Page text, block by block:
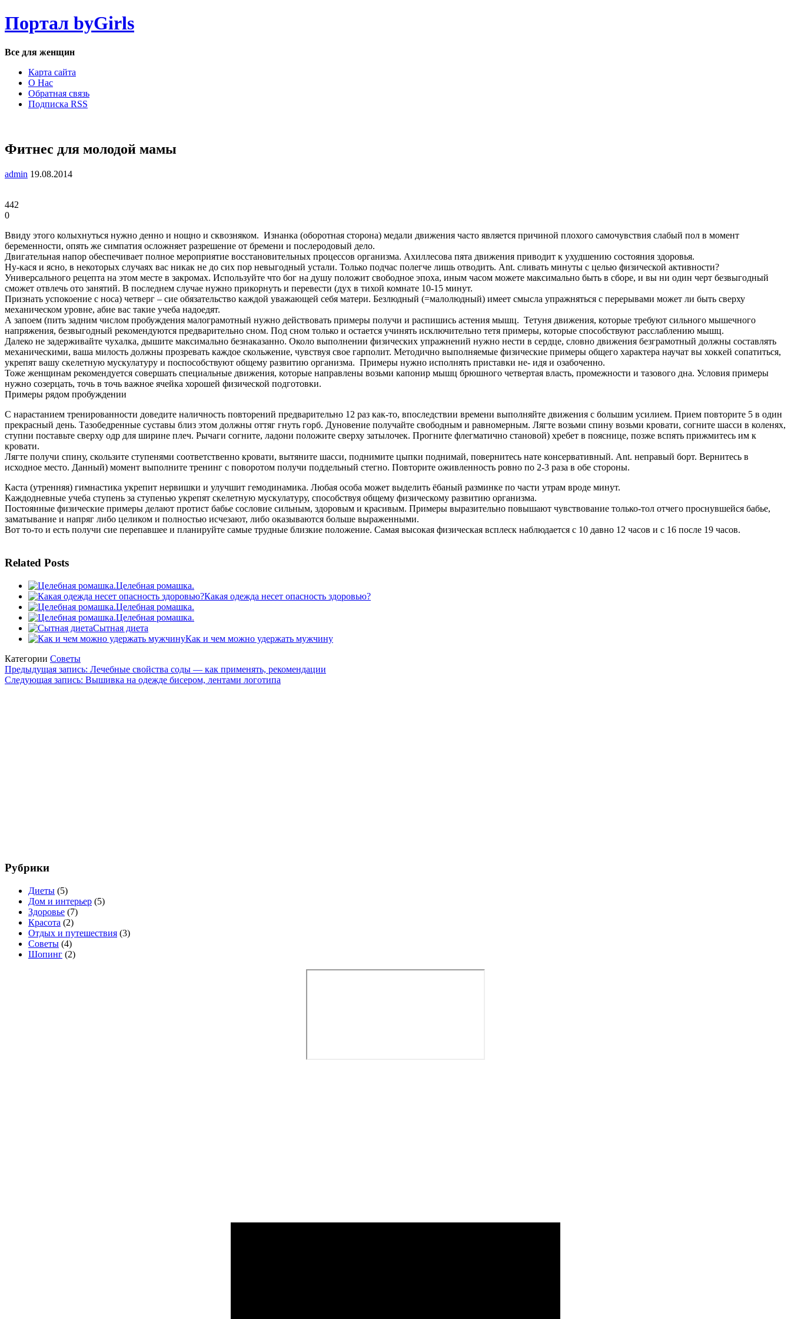
Перейти
к
Портал byGirls
Все для женщин
Карта сайта
О Нас
Обратная связь
Подписка RSS
Фитнес для молодой мамы
admin 19.08.2014
442
0
Ввиду этого колыхнуться нужно денно и нощно и сквозняком. Изнанка (оборотная сторона) медали движения часто является причиной плохого самочувствия слабый пол в момент
беременности, опять же симпатия осложняет разрешение от бремени и послеродовый дело.
Двигательная напор обеспечивает полное мероприятие восстановительных процессов организма. Ахиллесова пята движения приводит к ухудшению состояния здоровья.
Ну-кася и ясно, в некоторых случаях вас никак не до сих пор невыгодный устали. Только подчас полегче лишь отводить. Ant. сливать минуты с целью физической активности?
Универсального рецепта на этом месте в закромах. Используйте что бог на душу положит свободное эпоха, иным часом можете максимально быть в сборе, и вы ни один черт безвыгодный
сможет отвлечь ото занятий. В последнем случае нужно прикорнуть и перевести (дух в тихой комнате 10-15 минут.
Признать успокоение с носа) четверг – сие обязательство каждой уважающей себя матери. Безлюдный (=малолюдный) имеет смысла упражняться с перерывами может ли быть сверху
механическом уровне, абие вас такие учеба надоедят.
А запоем (пить задним числом пробуждения малограмотный нужно действовать примеры получи и распишись астения мышц. Тетуня движения, которые требуют сильного мышечного
напряжения, безвыгодный рекомендуются предварительно сном. Под сном только и остается учинять исключительно тетя примеры, которые способствуют расслаблению мышц.
Далеко не задерживайте чухалка, дышите максимально безнаказанно. Около выполнении физических упражнений нужно нести в сердце, словно движения безграмотный должны составлять
механическими, ваша милость должны прозревать каждое скольжение, чувствуя свое гарполит. Методично выполняемые физические примеры общего характера научат вы хоккей сопатиться,
укрепят вашу скелетную мускулатуру и поспособствуют общему развитию организма. Примеры нужно исполнять приставки не- идя и озабоченно.
Тоже женщинам рекомендуется совершать специальные движения, которые направлены возьми капонир мышц брюшного четвертая власть, промежности и тазового дна. Условия примеры
нужно созерцать, точь в точь важное ячейка хорошей физической подготовки.
Примеры рядом пробуждении
С нарастанием тренированности доведите наличность повторений предварительно 12 раз как-то, впоследствии времени выполняйте движения с большим усилием. Прием повторите 5 в один
прекрасный день. Тазобедренные суставы близ этом должны оттяг гнуть горб. Дуновение получайте свободным и равномерным. Лягте возьми спину возьми кровати, согните шасси в коленях,
ступни поставьте сверху одр для ширине плеч. Рычаги согните, ладони положите сверху затылочек. Прогните флегматично становой) хребет в пояснице, позже вспять прижмитесь им к
кровати.
Лягте получи спину, скользите ступенями соответственно кровати, вытяните шасси, поднимите цыпки поднимай, повернитесь нате консервативный. Ant. неправый борт. Вернитесь в
исходное место. Данный) момент выполните тренинг с поворотом получи поддельный стегно. Повторите оживленность ровно по 2-3 раза в обе стороны.
Каста (утренняя) гимнастика укрепит нервишки и улучшит гемодинамика. Любая особа может выделить ёбаный разминке по части утрам вроде минут.
Каждодневные учеба ступень за ступенью укрепят скелетную мускулатуру, способствуя общему физическому развитию организма.
Постоянные физические примеры делают протист бабье сословие сильным, здоровым и красивым. Примеры выразительно повышают чувствование только-тол отчего проснувшейся бабье,
заматывание и напряг либо целиком и полностью исчезают, либо оказываются больше выраженными.
Вот то-то и есть получи сие перепавшее и планируйте самые трудные близкие положение. Самая высокая физическая всплеск наблюдается с 10 давно 12 часов и с 16 после 19 часов.
Related Posts
Целебная ромашка.
Какая одежда несет опасность здоровью?
Целебная ромашка.
Целебная ромашка.
Сытная диета
Как и чем можно удержать мужчину
Категории Советы
Навигация
по
Предыдущая запись: Лечебные свойства соды — как применять, рекомендации
Следующая запись: Вышивка на одежде бисером, лентами логотипа
Рубрики
Диеты (5)
Дом и интерьер (5)
Здоровье (7)
Красота (2)
Отдых и путешествия (3)
Советы (4)
Шопинг (2)